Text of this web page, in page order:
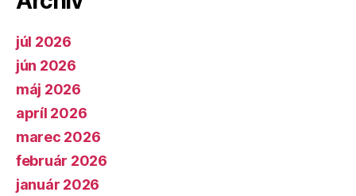
júl 2026
jún 2026
máj 2026
apríl 2026
marec 2026
február 2026
január 2026